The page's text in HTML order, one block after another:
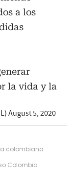
a los
la vida y la
August 5, 2020
colombiana
Colombia